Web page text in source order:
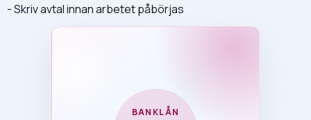
- Skriv avtal innan arbetet påbörjas
BANKLÅN